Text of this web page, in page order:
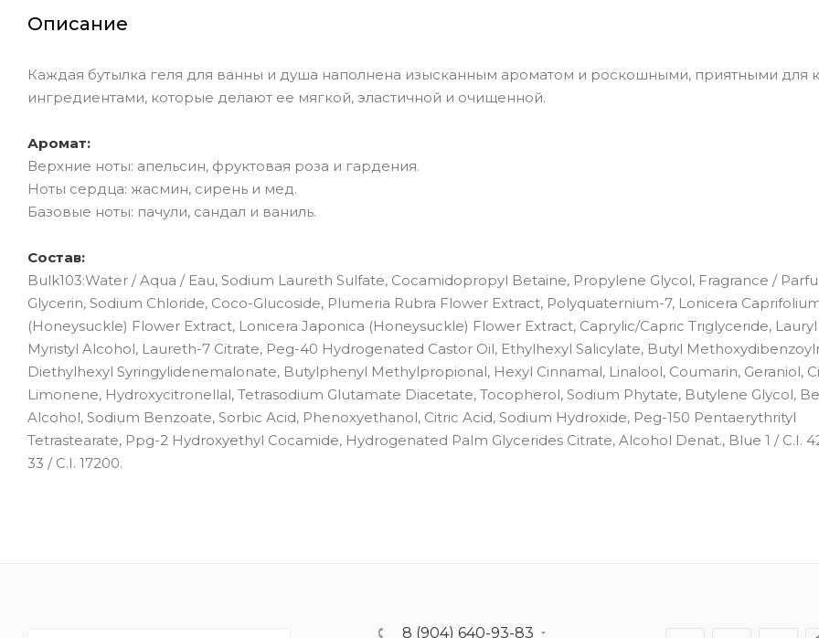
Описание
Каждая бутылка геля для ванны и душа наполнена изысканным ароматом и роскошными, приятными для
ингредиентами, которые делают ее мягкой, эластичной и очищенной.
Аромат:
Верхние ноты: апельсин, фруктовая роза и гардения.
Ноты сердца: жасмин, сирень и мед.
Базовые ноты: пачули, сандал и ваниль.
Состав:
Bulk103:Water / Aqua / Eau, Sodium Laureth Sulfate, Cocamidopropyl Betaine, Propylene Glycol, Fragrance /
Glycerin, Sodium Chloride, Coco-Glucoside, Plumeria Rubra Flower Extract, Polyquaternium-7, Lonicera
(Honeysuckle) Flower Extract, Lonicera Japonica (Honeysuckle) Flower Extract, Caprylic/Capric Triglyceride,
Myristyl Alcohol, Laureth-7 Citrate, Peg-40 Hydrogenated Castor Oil, Ethylhexyl Salicylate, Butyl
Diethylhexyl Syringylidenemalonate, Butylphenyl Methylpropional, Hexyl Cinnamal, Linalool, Coumarin, Geraniol,
Limonene, Hydroxycitronellal, Tetrasodium Glutamate Diacetate, Tocopherol, Sodium Phytate, Butylene Glycol,
Alcohol, Sodium Benzoate, Sorbic Acid, Phenoxyethanol, Citric Acid, Sodium Hydroxide, Peg-150 Pentaerythrityl
Tetrastearate, Ppg-2 Hydroxyethyl Cocamide, Hydrogenated Palm Glycerides Citrate, Alcohol Denat., Blue 1 / C.I.
33 / C.I. 17200.
8 (904) 640-93-83